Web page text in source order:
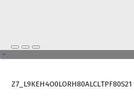
Z7_L9KEH4O0LORH80ALCLTPF80S21